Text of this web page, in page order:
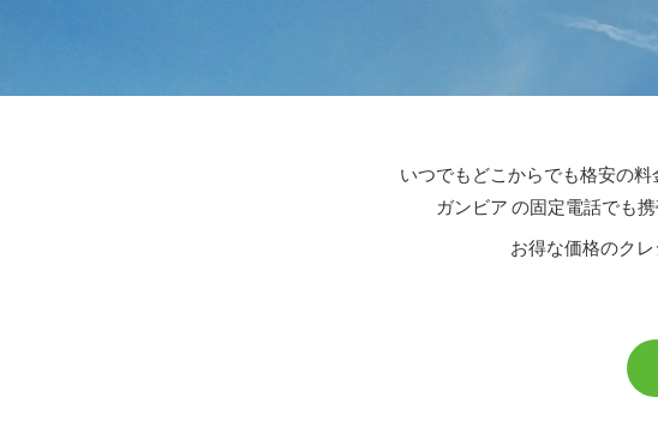
いつでもどこからでも格安の
ガンビア の固定電話でも
お得な価格のク